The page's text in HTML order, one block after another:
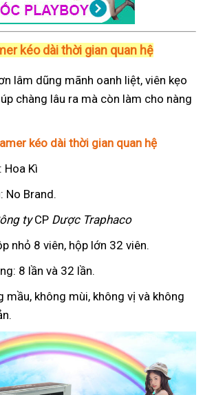
kéo dài thời gian quan hệ
lâm dũng mãnh oanh liệt, viên kẹo
chàng lâu ra mà còn làm cho nàng
kéo dài thời gian quan hệ
Hoa Kì
No Brand.
tyCP Dược Traphaco
nhỏ 8 viên, hộp lớn 32 viên.
8 lần và 32 lần.
mầu, không mùi, không vị và không